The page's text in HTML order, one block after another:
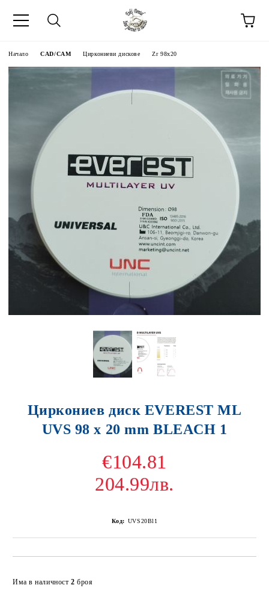
Начало CAD/CAM Циркониеви дискове Zr 98x20
Циркониев диск EVEREST ML
UVS 98 x 20 mm BLEACH 1
€104.81
204.99лв.
Код: UVS20Bl1
Има в наличност 2 броя